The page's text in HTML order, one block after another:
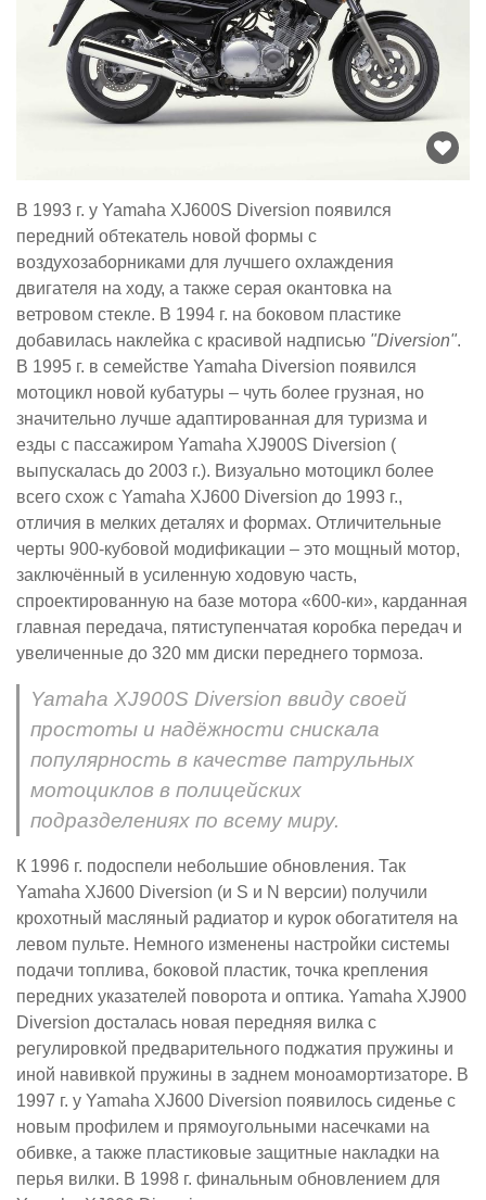
В 1993 г. у Yamaha XJ600S Diversion появился
передний обтекатель новой формы с
воздухозаборниками для лучшего охлаждения
двигателя на ходу, а также серая окантовка на
ветровом стекле. В 1994 г. на боковом пластике
добавилась наклейка с красивой надписью "Diversion".
В 1995 г. в семействе Yamaha Diversion появился
мотоцикл новой кубатуры – чуть более грузная, но
значительно лучше адаптированная для туризма и
езды с пассажиром Yamaha XJ900S Diversion (
выпускалась до 2003 г.). Визуально мотоцикл более
всего схож с Yamaha XJ600 Diversion до 1993 г.,
отличия в мелких деталях и формах. Отличительные
черты 900-кубовой модификации – это мощный мотор,
заключённый в усиленную ходовую часть,
спроектированную на базе мотора «600-ки», карданная
главная передача, пятиступенчатая коробка передач и
увеличенные до 320 мм диски переднего тормоза.
Yamaha XJ900S Diversion ввиду своей
простоты и надёжности снискала
популярность в качестве патрульных
мотоциклов в полицейских
подразделениях по всему миру.
К 1996 г. подоспели небольшие обновления. Так
Yamaha XJ600 Diversion (и S и N версии) получили
крохотный масляный радиатор и курок обогатителя на
левом пульте. Немного изменены настройки системы
подачи топлива, боковой пластик, точка крепления
передних указателей поворота и оптика. Yamaha XJ900
Diversion досталась новая передняя вилка с
регулировкой предварительного поджатия пружины и
иной навивкой пружины в заднем моноамортизаторе. В
1997 г. у Yamaha XJ600 Diversion появилось сиденье с
новым профилем и прямоугольными насечками на
обивке, а также пластиковые защитные накладки на
перья вилки. В 1998 г. финальным обновлением для